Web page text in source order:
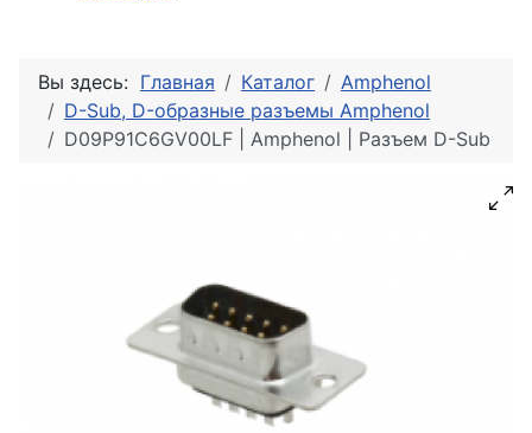
Вы здесь: Главная Каталог
Amphenol
D-Sub, D-образные разъемы Amphenol
D09P91C6GV00LF | Amphenol | Разъем D-Sub